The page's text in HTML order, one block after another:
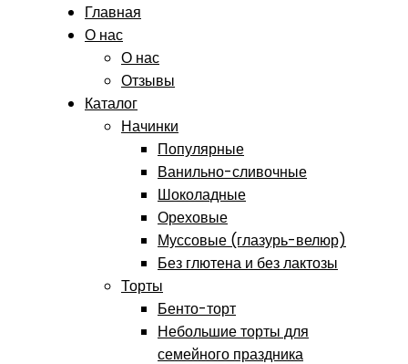
Главная
О нас
О нас
Отзывы
Каталог
Начинки
Популярные
Ванильно-сливочные
Шоколадные
Ореховые
Муссовые (глазурь-велюр)
Без глютена и без лактозы
Торты
Бенто-торт
Небольшие торты для
семейного праздника